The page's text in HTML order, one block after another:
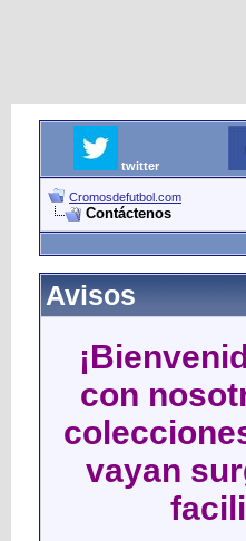
twitter
Cromosdefutbol.com
Contáctenos
Avisos
con
vayan